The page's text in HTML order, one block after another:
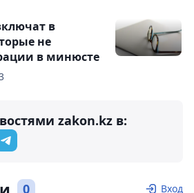
в
не
в минюсте
zakon.kz в:
0 Вход